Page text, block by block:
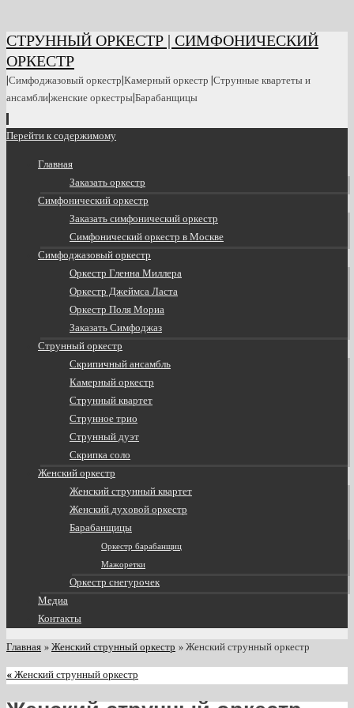
СТРУННЫЙ ОРКЕСТР | СИМФОНИЧЕСКИЙ
ОРКЕСТР
|Симфоджазовый оркестр|Камерный оркестр |Струнные квартеты и
ансамбли|женские оркестры|Барабанщицы
Перейти к содержимому
Главная
Заказать оркестр
Симфонический оркестр
Заказать симфонический оркестр
Симфонический оркестр в Москве
Симфоджазовый оркестр
Оркестр Гленна Миллера
Оркестр Джеймса Ласта
Оркестр Поля Мориа
Заказать Симфоджаз
Струнный оркестр
Скрипичный ансамбль
Камерный оркестр
Струнный квартет
Струнное трио
Струнный дуэт
Скрипка соло
Женский оркестр
Женский струнный квартет
Женский духовой оркестр
Барабанщицы
Оркестр барабанщиц
Мажоретки
Оркестр снегурочек
Медиа
Контакты
Главная » Женский струнный оркестр » Женский струнный оркестр
« Женский струнный оркестр